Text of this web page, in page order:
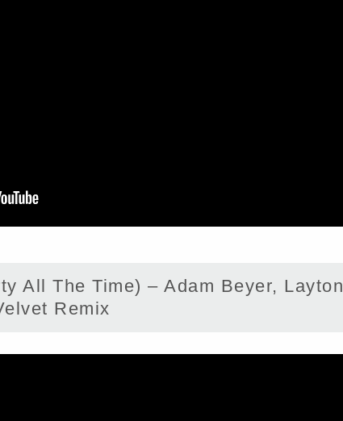
All The Time) – Adam Beyer, Layton
Remix